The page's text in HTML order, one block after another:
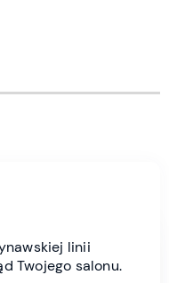
linii
Twojego salonu.